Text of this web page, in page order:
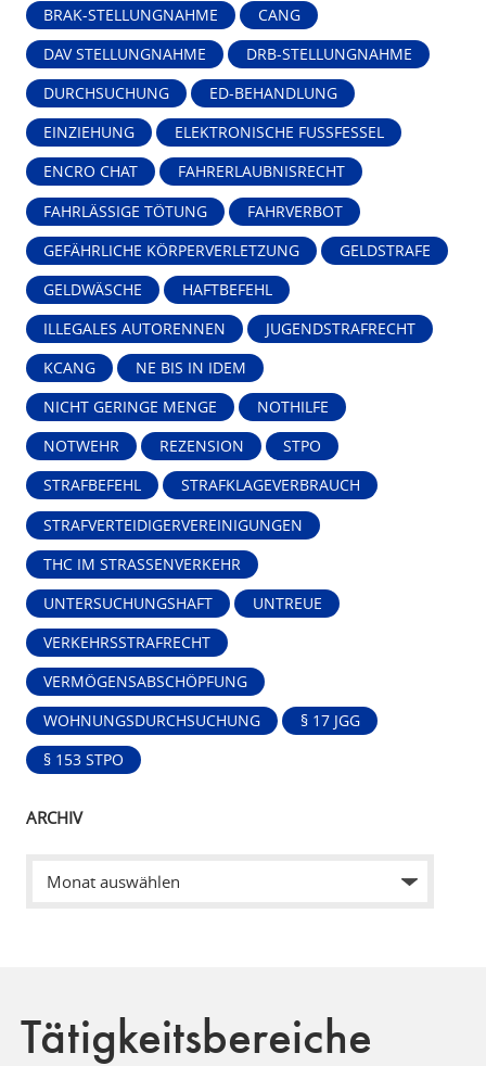
BRAK-STELLUNGNAHME CANG
DAV STELLUNGNAHME DRB-STELLUNGNAHME
DURCHSUCHUNG ED-BEHANDLUNG
EINZIEHUNG ELEKTRONISCHE FUSSFESSEL
ENCRO CHAT FAHRERLAUBNISRECHT
FAHRLÄSSIGE TÖTUNG FAHRVERBOT
GEFÄHRLICHE KÖRPERVERLETZUNG GELDSTRAFE
GELDWÄSCHE HAFTBEFEHL
ILLEGALES AUTORENNEN JUGENDSTRAFRECHT
KCANG NE BIS IN IDEM
NICHT GERINGE MENGE NOTHILFE
NOTWEHR REZENSION STPO
STRAFBEFEHL STRAFKLAGEVERBRAUCH
STRAFVERTEIDIGERVEREINIGUNGEN
THC IM STRASSENVERKEHR
UNTERSUCHUNGSHAFT UNTREUE
VERKEHRSSTRAFRECHT
VERMÖGENSABSCHÖPFUNG
WOHNUNGSDURCHSUCHUNG § 17 JGG
§ 153 STPO
ARCHIV
Tätigkeitsbereiche